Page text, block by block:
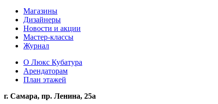
Магазины
Дизайнеры
Новости и акции
Мастер-классы
Журнал
О Люкс Кубатура
Арендаторам
План этажей
г. Самара, пр. Ленина, 25а